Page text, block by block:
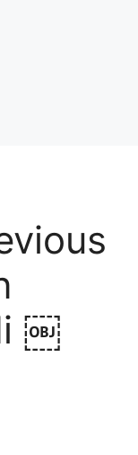
￼